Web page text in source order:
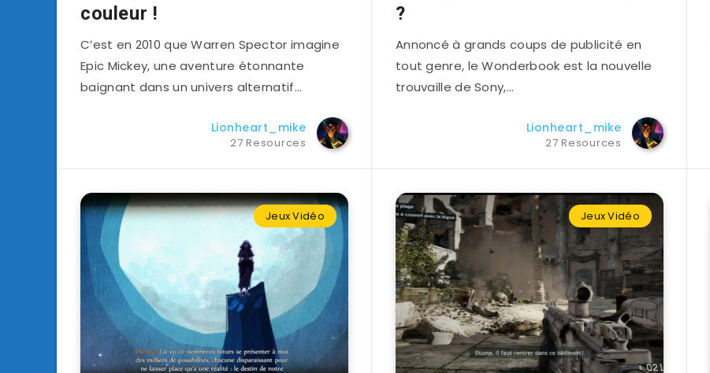
couleur !
C’est en 2010 que Warren Spector imagine
Epic Mickey, une aventure étonnante
baignant dans un univers alternatif…
Lionheart_mike
27 Resources
?
Annoncé à grands coups de publicité en
tout genre, le Wonderbook est la nouvelle
trouvaille de Sony,…
Lionheart_mike
27 Resources
Jeux Vidéo Jeux Vidéo